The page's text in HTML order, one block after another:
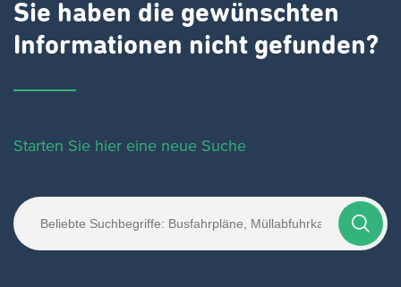
Sie haben die gewünschten
Informationen nicht gefunden?
Starten Sie hier eine neue Suche